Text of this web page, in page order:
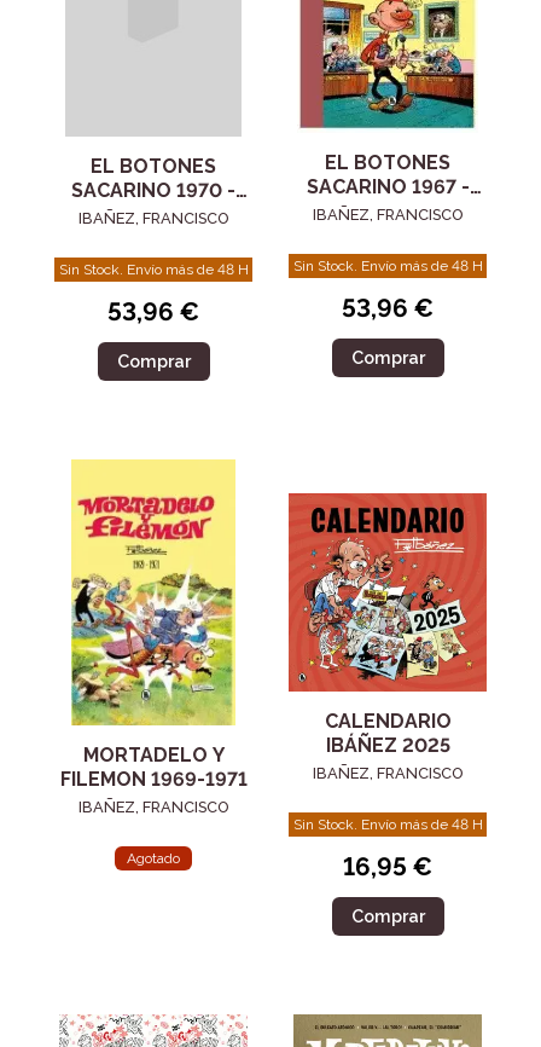
EL BOTONES
SACARINO 1970 -
2009
IBAÑEZ, FRANCISCO
Sin Stock. Envío más de 48 H
53,96 €
Comprar
EL BOTONES
SACARINO 1967 -
1970
IBAÑEZ, FRANCISCO
Sin Stock. Envío más de 48 H
53,96 €
Comprar
MORTADELO Y
FILEMON 1969-1971
IBAÑEZ, FRANCISCO
Agotado
CALENDARIO
IBÁÑEZ 2025
IBAÑEZ, FRANCISCO
Sin Stock. Envío más de 48 H
16,95 €
Comprar